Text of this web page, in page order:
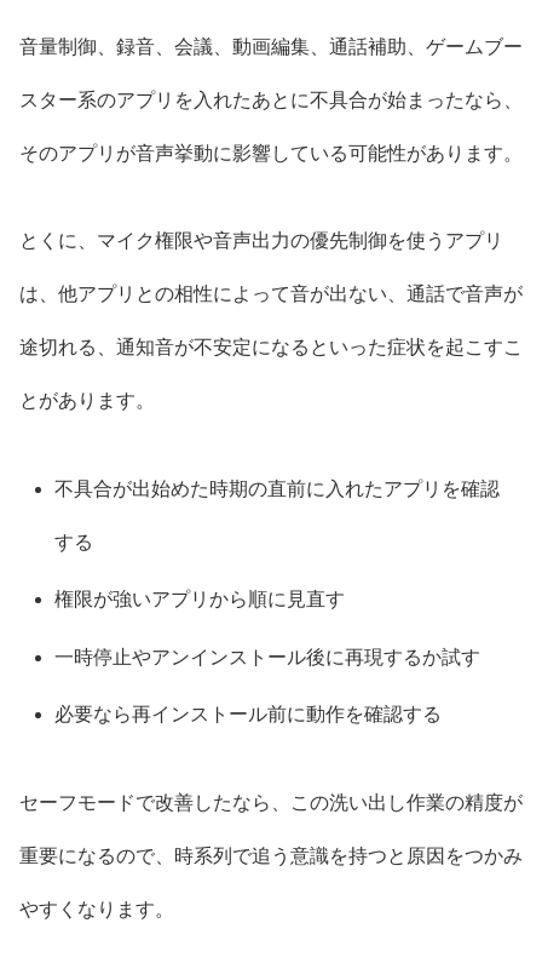
音量制御、録音、会議、動画編集、通話補助、ゲームブー
スター系のアプリを入れたあとに不具合が始まったなら、
そのアプリが音声挙動に影響している可能性があります。
とくに、マイク権限や音声出力の優先制御を使うアプリ
は、他アプリとの相性によって音が出ない、通話で音声が
途切れる、通知音が不安定になるといった症状を起こすこ
とがあります。
不具合が出始めた時期の直前に入れたアプリを確認
する
権限が強いアプリから順に見直す
一時停止やアンインストール後に再現するか試す
必要なら再インストール前に動作を確認する
セーフモードで改善したなら、この洗い出し作業の精度が
重要になるので、時系列で追う意識を持つと原因をつかみ
やすくなります。